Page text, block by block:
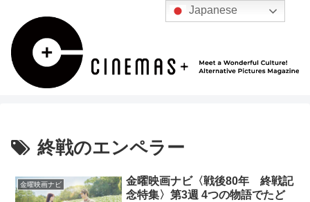
終戦のエンペラー
金曜映画ナビ
金曜映画ナビ〈戦後80年 終戦記
念特集〉第3週 4つの物語でたど
Japanese